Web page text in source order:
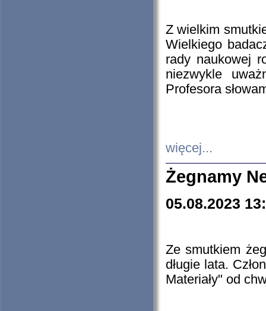
Z wielkim
Wielkiego
rady naukowej
niezwykle
Profesora
więcej...
Żegnamy
05.08.2023
Ze smutkiem
długie lata.
Materiały" od